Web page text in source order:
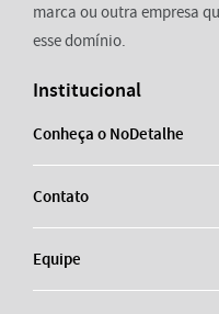
marca ou outra empresa
esse domínio.
Institucional
Conheça o NoDetalhe
Contato
Equipe